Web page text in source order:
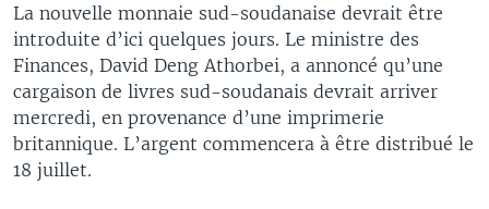
La nouvelle monnaie sud-soudanaise devrait être
introduite d’ici quelques jours. Le ministre des
Finances, David Deng Athorbei, a annoncé qu’une
cargaison de livres sud-soudanais devrait arriver
mercredi, en provenance d’une imprimerie
britannique. L’argent commencera à être distribué le
18 juillet.